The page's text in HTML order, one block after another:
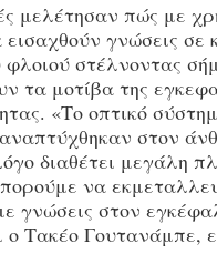
μελέτησαν πώς με
γνώσεις σε
φλοιού στέλνοντας
τα μοτίβα της
«Το οπτικό
στον
διαθέτει μεγάλη
να
γνώσεις στον
ο Τακέο Γουτανάμπε,